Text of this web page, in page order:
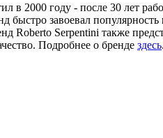
2000 году - после 30 лет
быстро завоевал
Serpentini также
Подробнее о бренде здесь.